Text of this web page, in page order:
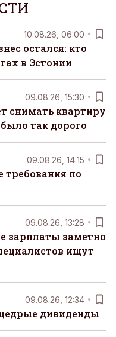
10.08.26, 06:00
остался: кто
в Эстонии
09.08.26, 15:30
снимать квартиру
так дорого
09.08.26, 14:15
по
09.08.26, 13:28
зарплаты заметно
ищут
09.08.26, 12:34
дивиденды